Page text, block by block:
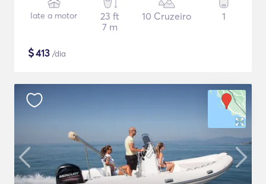
Iate a motor
23 ft
7 m
10 Cruzeiro 1
$413 /dia